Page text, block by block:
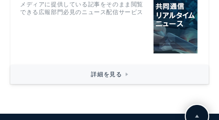
メディアに提供している記事をそのまま閲覧
できる広報部門必見のニュース配信サービス
詳細を見る